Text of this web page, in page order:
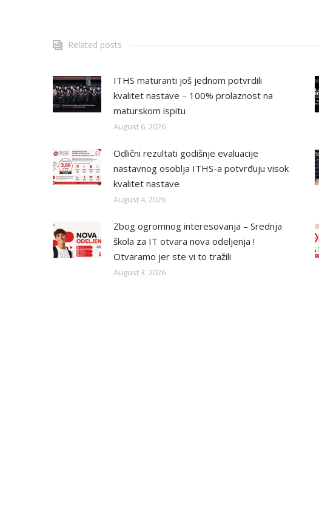
Related posts
ITHS maturanti još jednom potvrdili
kvalitet nastave – 100% prolaznost na
maturskom ispitu
August 6, 2026
Odlični rezultati godišnje evaluacije
nastavnog osoblja ITHS-a potvrđuju visok
kvalitet nastave
August 4, 2026
Zbog ogromnog interesovanja – Srednja
škola za IT otvara nova odeljenja !
Otvaramo jer ste vi to tražili
August 3, 2026